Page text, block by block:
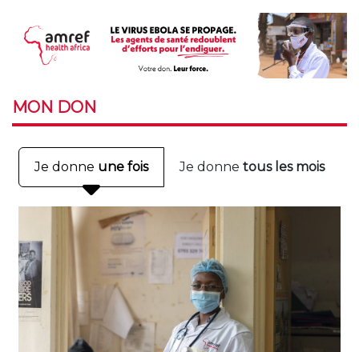
MON DON
Je donne une fois Je donnetous les mois